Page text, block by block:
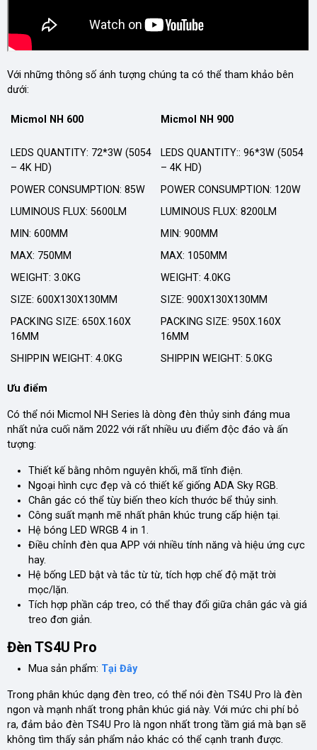
Với những thông số ánh tượng chúng ta có thể tham khảo bên
dưới:
Micmol NH 600 Micmol NH 900
LEDS QUANTITY: 72*3W (5054
– 4K HD)
LEDS QUANTITY:: 96*3W (5054
– 4K HD)
POWER CONSUMPTION: 85W
POWER CONSUMPTION: 120W
LUMINOUS FLUX: 5600LM
LUMINOUS FLUX: 8200LM
MIN: 600MM
MIN: 900MM
MAX: 750MM
MAX: 1050MM
WEIGHT: 3.0KG
WEIGHT: 4.0KG
SIZE: 600X130X130MM
SIZE: 900X130X130MM
PACKING SIZE: 650X.160X
16MM
PACKING SIZE: 950X.160X
16MM
SHIPPIN WEIGHT: 4.0KG
SHIPPIN WEIGHT: 5.0KG
Ưu điểm
Có thể nói Micmol NH Series là dòng đèn thủy sinh đáng mua
nhất nửa cuối năm 2022 với rất nhiều ưu điểm độc đáo và ấn
tượng:
Thiết kế bằng nhôm nguyên khối, mã tĩnh điện.
Ngoại hình cực đẹp và có thiết kế giống ADA Sky RGB.
Chân gác có thể tùy biến theo kích thước bể thủy sinh.
Công suất mạnh mẽ nhất phân khúc trung cấp hiện tại.
Hệ bóng LED WRGB 4 in 1.
Điều chỉnh đèn qua APP với nhiều tính năng và hiệu ứng cực
hay.
Hệ bống LED bật và tắc từ từ, tích hợp chế độ mặt trời
mọc/lặn.
Tích hợp phần cáp treo, có thể thay đổi giữa chân gác và giá
treo đơn giản.
Đèn TS4U Pro
Mua sản phẩm: Tại Đây
Trong phân khúc dạng đèn treo, có thể nói đèn TS4U Pro là đèn
ngon và mạnh nhất trong phân khúc giá này. Với mức chi phí bỏ
ra, đảm bảo đèn TS4U Pro là ngon nhất trong tầm giá mà bạn sẽ
không tìm thấy sản phẩm nảo khác có thể cạnh tranh được.